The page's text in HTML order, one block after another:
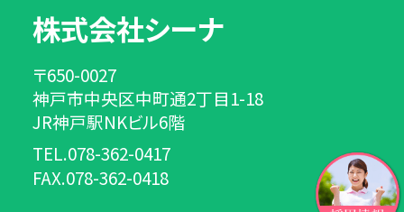
株式会社シーナ
〒650-0027
神戸市中央区中町通2丁目1-18
JR神戸駅NKビル6階
TEL.078-362-0417
FAX.078-362-0418